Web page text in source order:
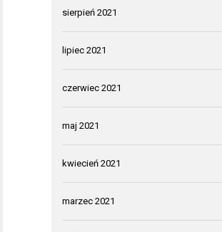
sierpień 2021
lipiec 2021
czerwiec 2021
maj 2021
kwiecień 2021
marzec 2021